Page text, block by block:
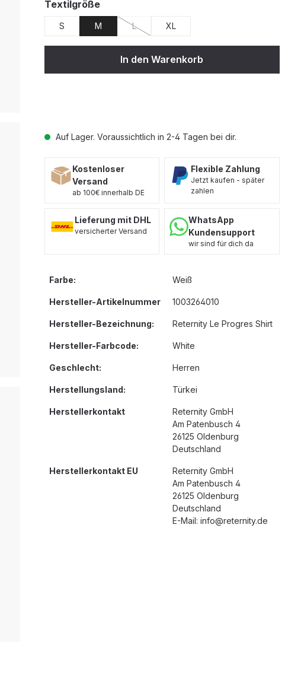
Auf Lager. Voraussichtlich in 2-4 Tagen bei dir.
Textilgrößeauswählen
S M L
(Diese Option ist zurzeit nicht verfügbar.)
XL
In den Warenkorb
Kostenloser
Versand
ab 100€ innerhalb DE
Flexible Zahlung
Jetzt kaufen - später
zahlen
Lieferung mit DHL
versicherter Versand
WhatsApp
Kundensupport
wir sind für dich da
Farbe: Weiß
Hersteller-Artikelnummer 1003264010
Hersteller-Bezeichnung: Reternity Le Progres Shirt
Hersteller-Farbcode: White
Geschlecht: Herren
Herstellungsland: Türkei
Herstellerkontakt
Reternity GmbH
Am Patenbusch 4
26125 Oldenburg
Deutschland
Herstellerkontakt EU
Reternity GmbH
Am Patenbusch 4
26125 Oldenburg
Deutschland
E-Mail: info@reternity.de